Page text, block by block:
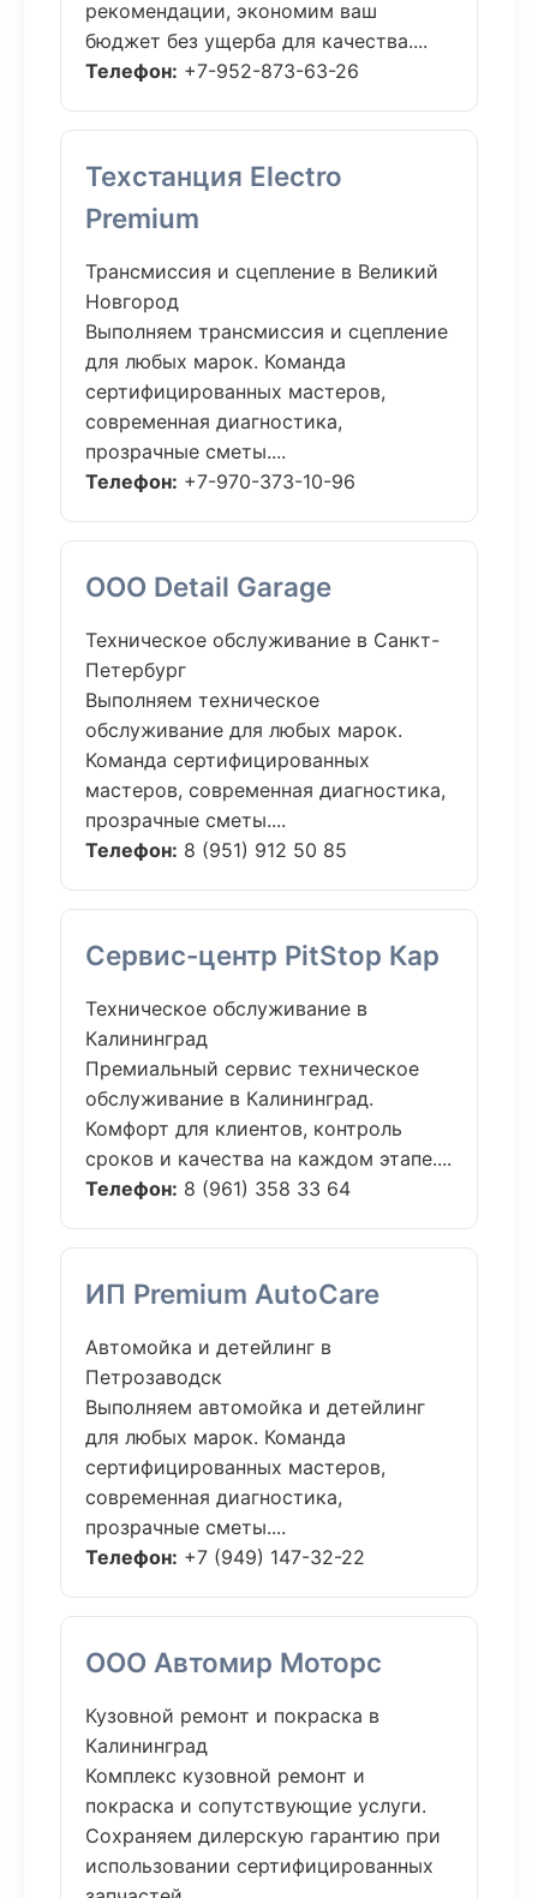
рекомендации, экономим ваш
бюджет без ущерба для качества....
Телефон: +7-952-873-63-26
Техстанция Electro
Premium
Трансмиссия и сцепление в Великий
Новгород
Выполняем трансмиссия и сцепление
для любых марок. Команда
сертифицированных мастеров,
современная диагностика,
прозрачные сметы....
Телефон: +7-970-373-10-96
ООО Detail Garage
Техническое обслуживание в Санкт-
Петербург
Выполняем техническое
обслуживание для любых марок.
Команда сертифицированных
мастеров, современная диагностика,
прозрачные сметы....
Телефон: 8 (951) 912 50 85
Сервис-центр PitStop Кар
Техническое обслуживание в
Калининград
Премиальный сервис техническое
обслуживание в Калининград.
Комфорт для клиентов, контроль
сроков и качества на каждом этапе....
Телефон: 8 (961) 358 33 64
ИП Premium AutoCare
Автомойка и детейлинг в
Петрозаводск
Выполняем автомойка и детейлинг
для любых марок. Команда
сертифицированных мастеров,
современная диагностика,
прозрачные сметы....
Телефон: +7 (949) 147-32-22
ООО Автомир Моторс
Кузовной ремонт и покраска в
Калининград
Комплекс кузовной ремонт и
покраска и сопутствующие услуги.
Сохраняем дилерскую гарантию при
использовании сертифицированных